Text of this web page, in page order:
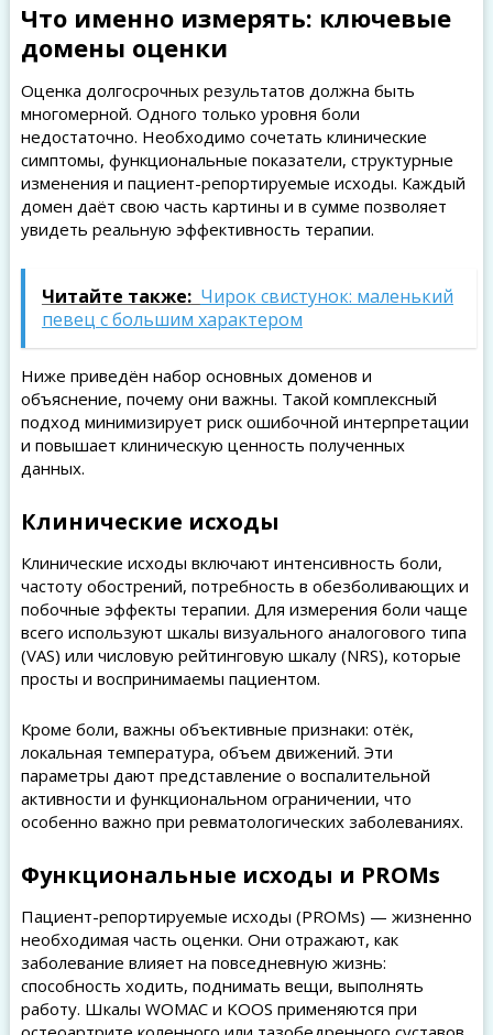
Что именно измерять: ключевые
домены оценки
Оценка долгосрочных результатов должна быть
многомерной. Одного только уровня боли
недостаточно. Необходимо сочетать клинические
симптомы, функциональные показатели, структурные
изменения и пациент-репортируемые исходы. Каждый
домен даёт свою часть картины и в сумме позволяет
увидеть реальную эффективность терапии.
Читайте также: Чирок свистунок: маленький
певец с большим характером
Ниже приведён набор основных доменов и
объяснение, почему они важны. Такой комплексный
подход минимизирует риск ошибочной интерпретации
и повышает клиническую ценность полученных
данных.
Клинические исходы
Клинические исходы включают интенсивность боли,
частоту обострений, потребность в обезболивающих и
побочные эффекты терапии. Для измерения боли чаще
всего используют шкалы визуального аналогового типа
(VAS) или числовую рейтинговую шкалу (NRS), которые
просты и воспринимаемы пациентом.
Кроме боли, важны объективные признаки: отёк,
локальная температура, объем движений. Эти
параметры дают представление о воспалительной
активности и функциональном ограничении, что
особенно важно при ревматологических заболеваниях.
Функциональные исходы и PROMs
Пациент-репортируемые исходы (PROMs) — жизненно
необходимая часть оценки. Они отражают, как
заболевание влияет на повседневную жизнь:
способность ходить, поднимать вещи, выполнять
работу. Шкалы WOMAC и KOOS применяются при